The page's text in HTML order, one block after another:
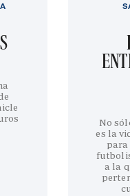
No
es la
para
a la